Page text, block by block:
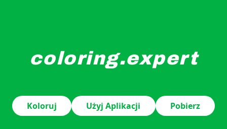
coloring.expert
Koloruj
Użyj Aplikacji Pobierz